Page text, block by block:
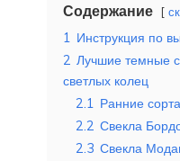
Содержание
1 Инструкция по
2 Лучшие темные
светлых колец
2.1 Ранние сорта
2.2 Свекла
2.3 Свекла